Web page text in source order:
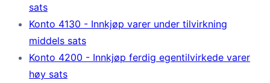
sats
Konto 4130 - Innkjøp varer under tilvirkning
middels sats
Konto 4200 - Innkjøp ferdig egentilvirkede varer
høy sats